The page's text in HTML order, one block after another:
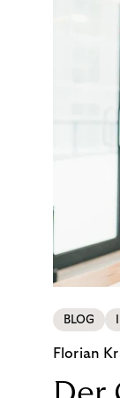
BLOG
Florian